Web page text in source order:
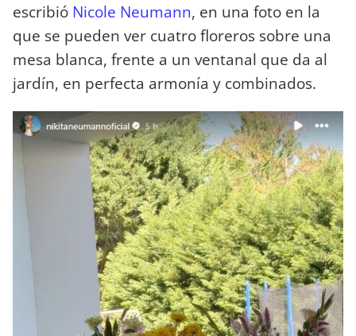
escribió Nicole Neumann, en una foto en la
que se pueden ver cuatro floreros sobre una
mesa blanca, frente a un ventanal que da al
jardín, en perfecta armonía y combinados.